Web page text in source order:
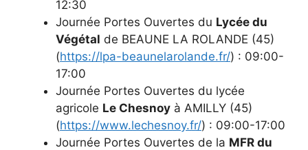
12:30
Journée Portes Ouvertes du Lycée du
Végétal de BEAUNE LA ROLANDE (45)
(https://lpa-beaunelarolande.fr/) : 09:00-
17:00
Journée Portes Ouvertes du lycée
agricole Le Chesnoy à AMILLY (45)
(https://www.lechesnoy.fr/) : 09:00-17:00
Journée Portes Ouvertes de la MFR du